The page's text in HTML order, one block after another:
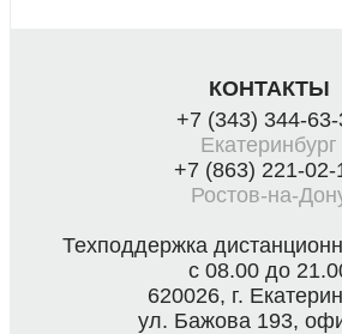
КОНТАКТЫ
+7 (343) 344-63-
Екатеринбург
+7 (863) 221-02-
Ростов-на-
Техподдержка
с 08.00 до
620026, г.
ул. Бажова 193,